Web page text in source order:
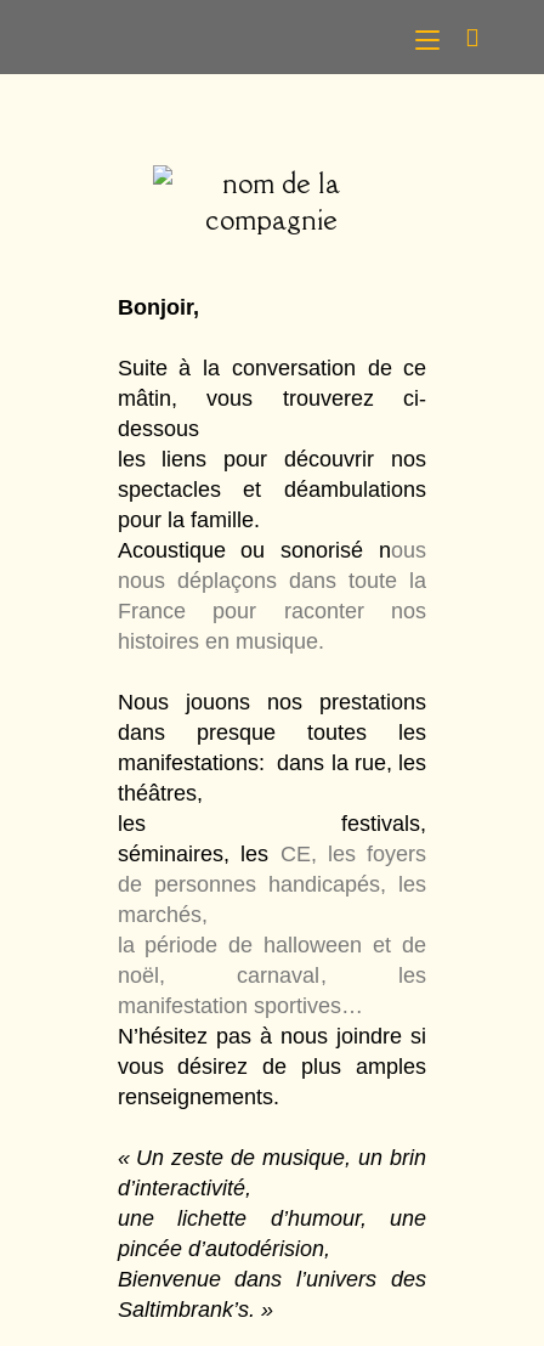
Bonjoir,
Suite à la conversation de ce
mâtin, vous trouverez ci-
dessous
les liens pour découvrir nos
spectacles et déambulations
pour la famille.
Acoustique ou sonorisé nous
nous déplaçons dans toute la
France pour raconter nos
histoires en musique.
Nous jouons nos prestations
dans presque toutes les
manifestations: dans la rue, les
théâtres,
les festivals,
séminaires,
les CE,
les foyers
de personnes handicapés, les
marchés,
la période de halloween et de
noël, carnaval , les
manifestation sportives…
N’hésitez pas à nous joindre si
vous désirez de plus amples
renseignements.
« Un zeste de musique, un brin
d’interactivité,
une lichette d’humour, une
pincée d’autodérision,
Bienvenue dans l’univers des
Saltimbrank’s. »